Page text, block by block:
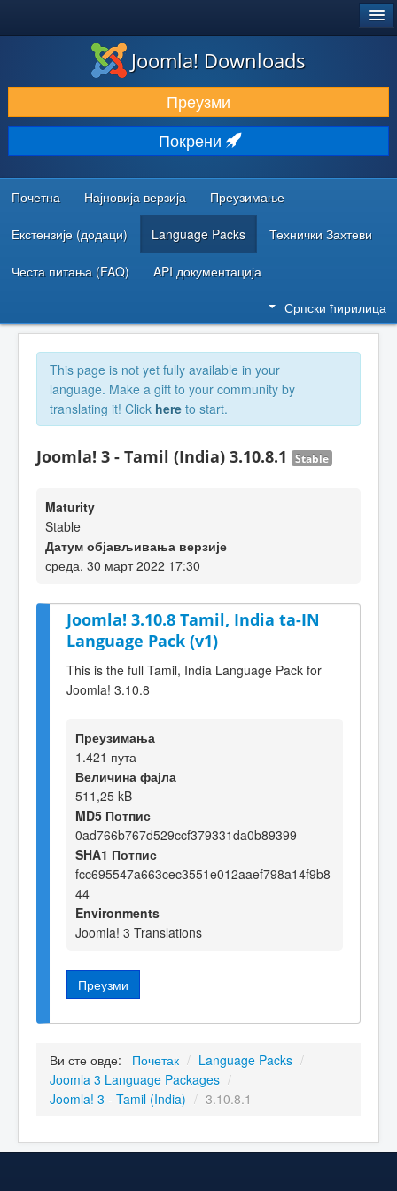
ПРЕУЗИМАЊЕ И ПРОШИРЕЊА (ЕКСТЕНЗИЈЕ)
ОТКРИЈТЕ И НАУЧИТЕ
ЗАЈЕДНИЦА И ПОДРШКА
РЕСУРСИ ЗА РАЗВОЈ
Joomla! Downloads
Преузми
Покрени
Почетна Најновија верзија Преузимање
Екстензије (додаци) Language Packs Технички Захтеви
Честа питања (FAQ) API документација
Српски ћирилица
This page is not yet fully available in your
language. Make a gift to your community by
translating it! Click here to start.
Joomla! 3 - Tamil (India) 3.10.8.1 Stable
Maturity
Stable
Датум објављивања верзије
среда, 30 март 2022 17:30
Joomla! 3.10.8 Tamil, India ta-IN
Language Pack (v1)
This is the full Tamil, India Language Pack for
Joomla! 3.10.8
Преузимања
1.421 пута
Величина фајла
511,25 kB
MD5 Потпис
0ad766b767d529ccf379331da0b89399
SHA1 Потпис
fcc695547a663cec3551e012aaef798a14f9b8
44
Environments
Joomla! 3 Translations
Преузми
Ви сте овде: Почетак / Language Packs /
Joomla 3 Language Packages /
Joomla! 3 - Tamil (India) / 3.10.8.1